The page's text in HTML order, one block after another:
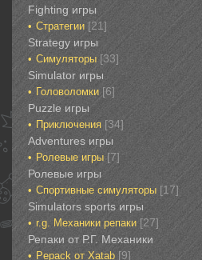
Fighting игры
Стратегии‎ [21]
Strategy игры
Симуляторы‎ [33]
Simulator игры
Головоломки‎ [6]
Puzzle игры
Приключения‎ [34]
Adventures игры
Ролевые игры‎ [7]
Ролевые игры‎‎‎‎‎‎
Спортивные‎ симуляторы [17]
Simulators sports игры
r.g. Механики репаки [27]
Репаки от Р.Г. Механики
Рepack от Xatab [9]